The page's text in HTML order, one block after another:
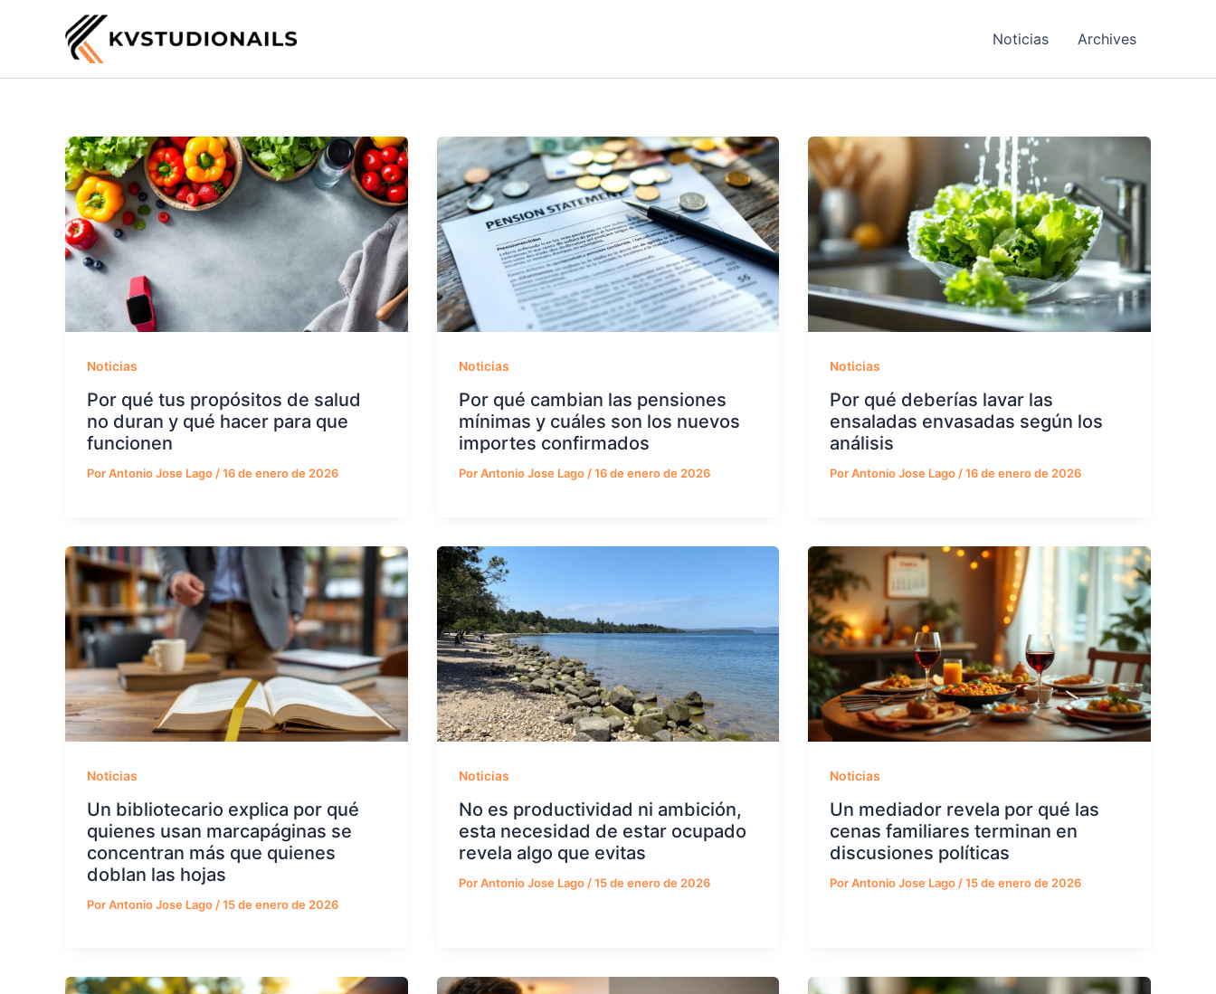
Noticias Archives
Noticias
Por qué tus propósitos de salud
no duran y qué hacer para que
funcionen
PorAntonio Jose Lago /16 de enero de 2026
Noticias
Por qué cambian las pensiones
mínimas y cuáles son los nuevos
importes confirmados
PorAntonio Jose Lago /16 de enero de 2026
Noticias
Por qué deberías lavar las
ensaladas envasadas según los
análisis
PorAntonio Jose Lago /16 de enero de 2026
Noticias
Un bibliotecario explica por qué
quienes usan marcapáginas se
concentran más que quienes
doblan las hojas
PorAntonio Jose Lago /15 de enero de 2026
Noticias
No es productividad ni ambición,
esta necesidad de estar ocupado
revela algo que evitas
PorAntonio Jose Lago /15 de enero de 2026
Noticias
Un mediador revela por qué las
cenas familiares terminan en
discusiones políticas
PorAntonio Jose Lago /15 de enero de 2026